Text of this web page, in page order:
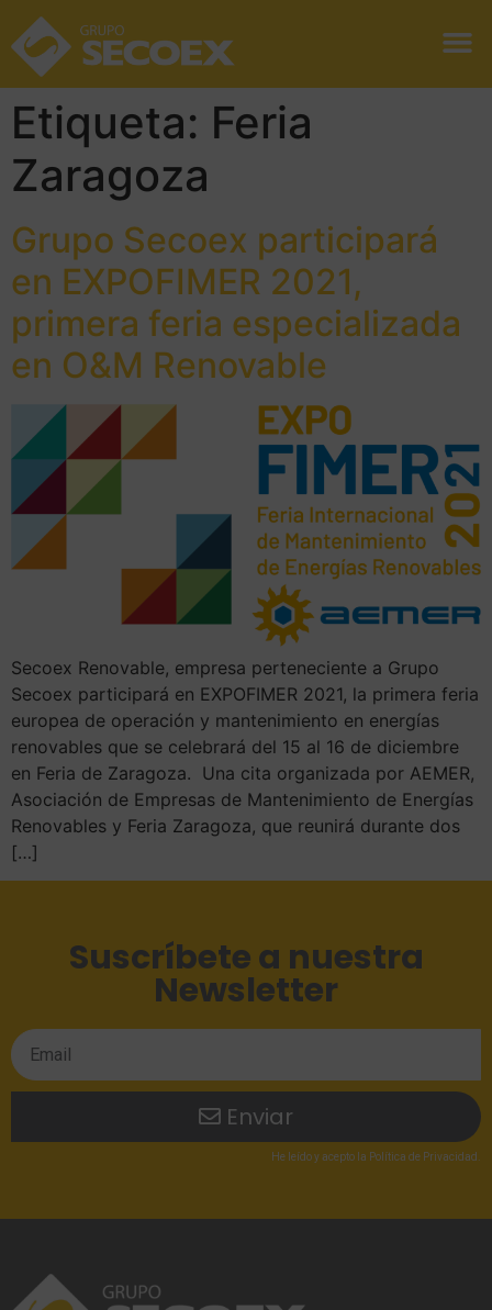
Etiqueta: Feria
Zaragoza
Grupo Secoex participará
en EXPOFIMER 2021,
primera feria especializada
en O&M Renovable
Secoex Renovable, empresa perteneciente a Grupo
Secoex participará en EXPOFIMER 2021, la primera feria
europea de operación y mantenimiento en energías
renovables que se celebrará del 15 al 16 de diciembre
en Feria de Zaragoza. Una cita organizada por AEMER,
Asociación de Empresas de Mantenimiento de Energías
Renovables y Feria Zaragoza, que reunirá durante dos
[…]
Suscríbete a nuestra
Newsletter
Enviar
He leídoy acepto la Política de Privacidad .